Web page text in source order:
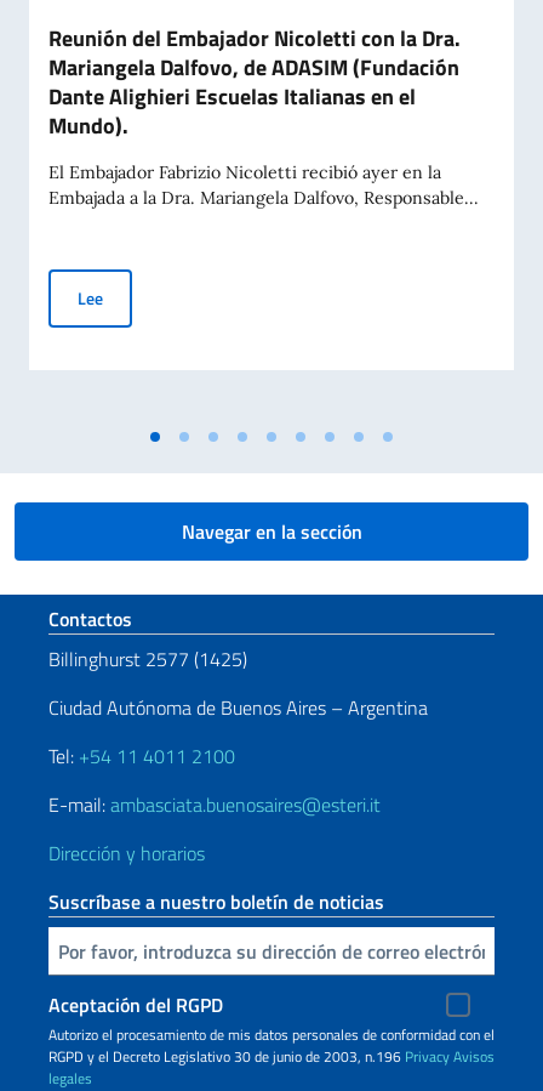
Reunión del Embajador Nicoletti con la Dra.
Mariangela Dalfovo, de ADASIM (Fundación
Dante Alighieri Escuelas Italianas en el
Mundo).
El Embajador Fabrizio Nicoletti recibió ayer en la
Embajada a la Dra. Mariangela Dalfovo, Responsable...
LeeReunión del Embajador Nicoletti con la Dra. Mariangela
Navegar en la sección
Sezione footer
Contactos
Billinghurst 2577 (1425)
Ciudad Autónoma de Buenos Aires – Argentina
Tel: +54 11 4011 2100
E-mail:ambasciata.buenosaires@esteri.it
Dirección y horarios
Suscríbase a nuestro boletín de noticias
Inserta tu correo electronico
Aceptación del RGPD
Autorizo ​​el procesamiento de mis datos personales de conformidad con el
RGPD y el Decreto Legislativo 30 de junio de 2003, n.196 PrivacyAvisos
legales